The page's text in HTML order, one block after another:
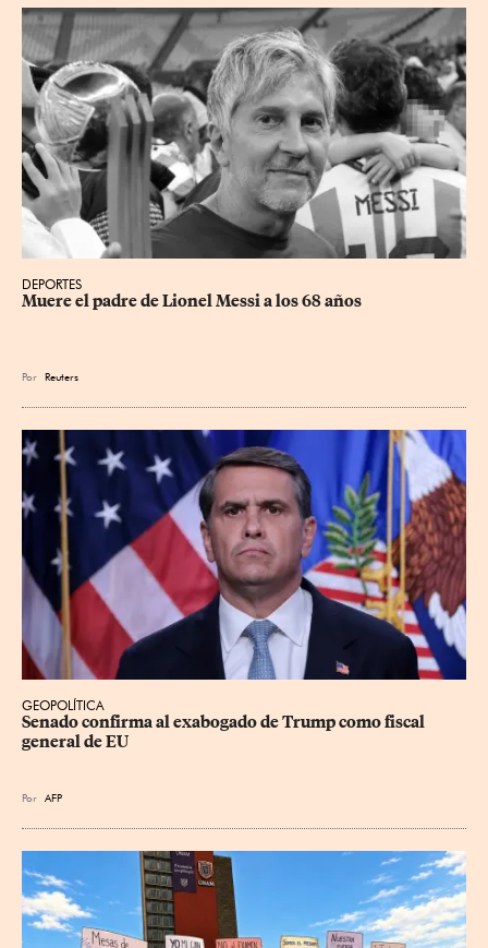
DEPORTES
Muere el padre de Lionel Messi a los 68 años
Por Reuters
GEOPOLÍTICA
Senado confirma al exabogado de Trump como fiscal
general de EU
Por AFP